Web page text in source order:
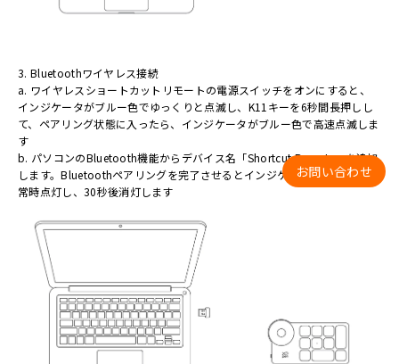
3. Bluetoothワイヤレス接続
a. ワイヤレスショートカットリモートの電源スイッチをオンにすると、
インジケータがブルー色でゆっくりと点滅し、K11キーを6秒間長押しし
て、ペアリング状態に入ったら、インジケータがブルー色で高速点滅しま
す
b. パソコンのBluetooth機能からデバイス名「Shortcut Remote」を追加
します。Bluetoothペアリングを完了させるとインジケータがブルー色で
常時点灯し、30秒後消灯します
お問い合わせ